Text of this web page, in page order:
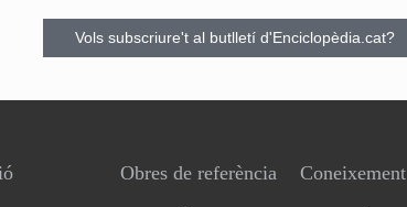
Vols subscriure't al butlletí d'Enciclopèdia.cat?
Obres de referència Coneixement